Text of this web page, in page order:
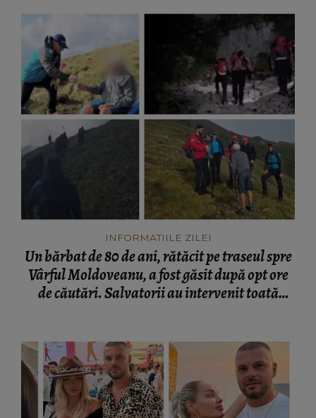
INFORMATIILE ZILEI
Un bărbat de 80 de ani, rătăcit pe traseul spre
Vârful Moldoveanu, a fost găsit după opt ore
de căutări. Salvatorii au intervenit toată